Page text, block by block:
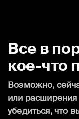
Все в
кое-что
Возможно,
или
убедиться, что